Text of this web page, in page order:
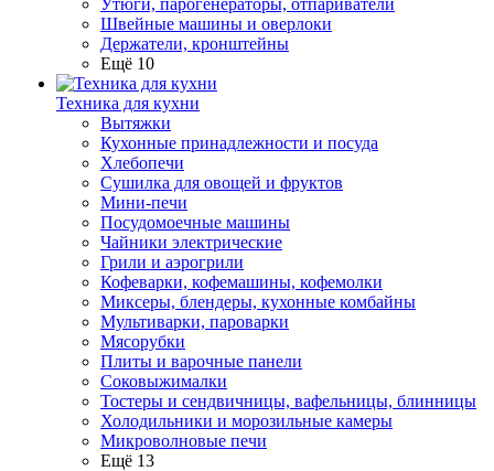
Утюги, парогенераторы, отпариватели
Швейные машины и оверлоки
Держатели, кронштейны
Ещё 10
Техника для кухни
Вытяжки
Кухонные принадлежности и посуда
Хлебопечи
Сушилка для овощей и фруктов
Мини-печи
Посудомоечные машины
Чайники электрические
Грили и аэрогрили
Кофеварки, кофемашины, кофемолки
Миксеры, блендеры, кухонные комбайны
Мультиварки, пароварки
Мясорубки
Плиты и варочные панели
Соковыжималки
Тостеры и сендвичницы, вафельницы, блинницы
Холодильники и морозильные камеры
Микроволновые печи
Ещё 13